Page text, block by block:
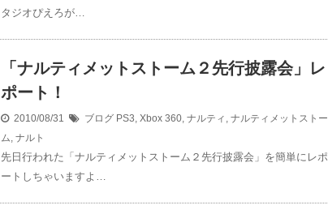
タジオぴえろが…
「ナルティメットストーム２先行披露会」レ
ポート！
2010/08/31 ブログ PS3, Xbox 360, ナルティ , ナルティメットストー
ム, ナルト
先日行われた「ナルティメットストーム２先行披露会」を簡単にレポ
ートしちゃいますよ…